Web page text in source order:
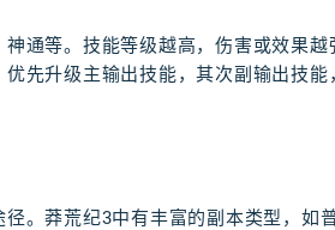
通等。技能等级越高，伤害或效果越
先升级主输出技能，其次副输出技
。莽荒纪3中有丰富的副本类型，如